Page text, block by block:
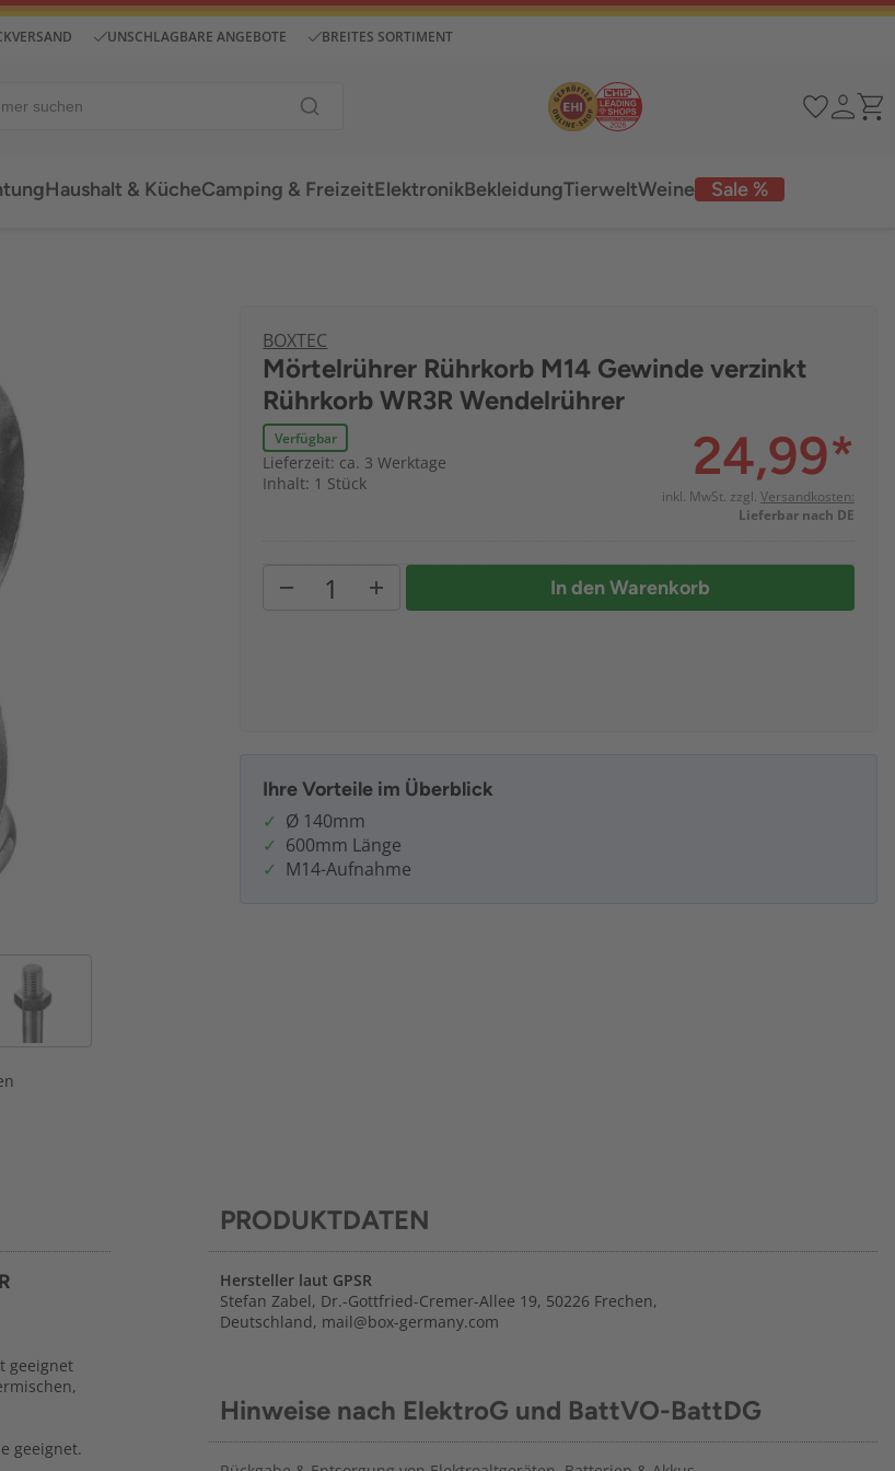
UNSCHLAGBARE ANGEBOTE BREITES SORTIMENT
Haushalt & KücheCamping & Freizeit Sale %
ElektronikBekleidungTierweltWeine
BOXTEC
Mörtelrührer Rührkorb M14 Gewinde verzinkt
Rührkorb WR3R Wendelrührer
Verfügbar
Lieferzeit: ca. 3 Werktage
Inhalt: 1 Stück
24,99*
inkl. MwSt. zzgl. Versandkosten:
Lieferbar nach DE
In den Warenkorb
Ihre Vorteile im Überblick
Ø 140mm
600mm Länge
M14-Aufnahme
geeignet
geeignet.
PRODUKTDATEN
Hersteller laut GPSR
Stefan Zabel, Dr.-Gottfried-Cremer-Allee 19, 50226 Frechen,
Deutschland, mail@box-germany.com
Hinweise nach ElektroG und BattVO-BattDG